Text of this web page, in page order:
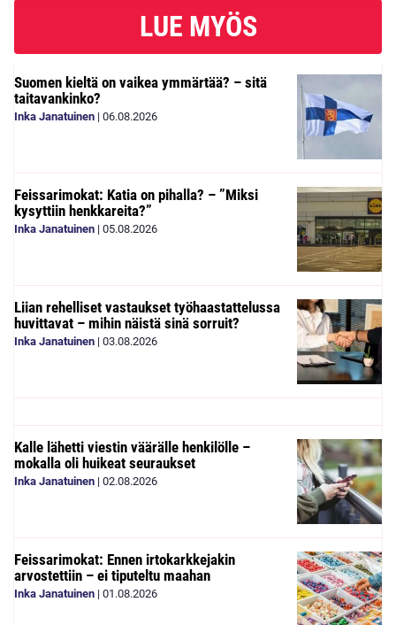
LUE MYÖS
Suomen kieltä on vaikea ymmärtää? – sitä
taitavankinko?
Inka Janatuinen | 06.08.2026
Feissarimokat: Katia on pihalla? – ”Miksi
kysyttiin henkkareita?”
Inka Janatuinen | 05.08.2026
Liian rehelliset vastaukset työhaastattelussa
huvittavat – mihin näistä sinä sorruit?
Inka Janatuinen | 03.08.2026
Kalle lähetti viestin väärälle henkilölle –
mokalla oli huikeat seuraukset
Inka Janatuinen | 02.08.2026
Feissarimokat: Ennen irtokarkkejakin
arvostettiin – ei tiputeltu maahan
Inka Janatuinen | 01.08.2026